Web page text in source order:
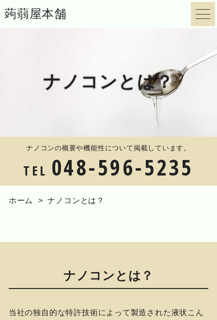
蒟蒻屋本舗
ナノコンとは？
ナノコンの概要や機能性について掲載しています。
TEL 048-596-5235
ホーム ナノコンとは？
ナノコンとは？
当社の独自的な特許技術によって製造された液状こん